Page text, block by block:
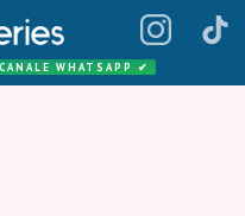
WHATSAPP ✔